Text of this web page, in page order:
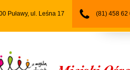
Puławy, ul. Leśna 17 (81) 458 62